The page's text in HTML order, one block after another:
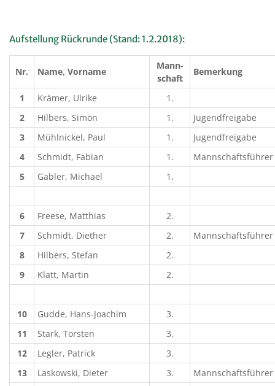
Aufstellung Rückrunde (Stand: 1.2.2018):
Nr. Name, Vorname
Mann-
schaft
Bemerkung
1 Krämer, Ulrike
1.
2
Hilbers, Simon 1.
Jugendfreigabe
3
Mühlnickel, Paul 1.
Jugendfreigabe
4
Schmidt, Fabian 1.
Mannschaftsführer
5
Gabler, Michael 1.
6 Freese, Matthias
2.
7
Schmidt, Diether 2.
Mannschaftsführer
8
Hilbers, Stefan
2.
9
Klatt, Martin 2.
10 Gudde, Hans-Joachim
3.
11
Stark, Torsten
3.
12
Legler, Patrick
3.
13
Laskowski, Dieter 3.
Mannschaftsführer